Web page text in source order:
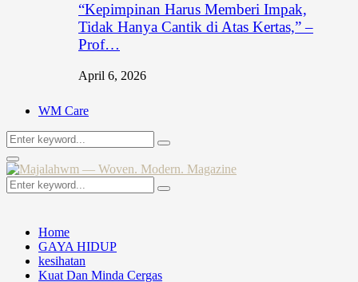
“Kepimpinan Harus Memberi Impak,
Tidak Hanya Cantik di Atas Kertas,” –
Prof…
April 6, 2026
WM Care
Search
for:
Search
Primary
Menu
Search
for:
Search
Home
GAYA HIDUP
kesihatan
Kuat Dan Minda Cergas